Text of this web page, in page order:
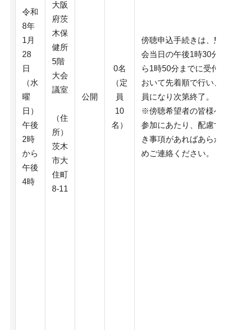
令和
8年
1月
28
日
（水
曜
日）
午後
2時
から
午後
4時
大阪
府茨
木保
健所
5階
大会
議室
（住
所）
茨木
市大
住町
8-11
公開
0名
（定
員
10
名）
傍聴申込手続きは、懇
会当日の午後1時30分
ら1時50分までに受付
おいて先着順で行い、
員になり次第終了。
※傍聴希望者の皆様へ
参加にあたり、配慮す
き事項があればあらか
めご連絡ください。